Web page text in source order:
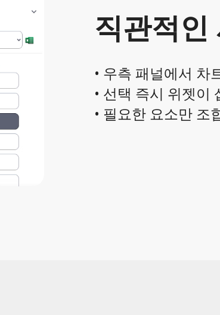
직관적인
• 우측 패널에서 차
• 선택 즉시 위젯이
• 필요한 요소만 조